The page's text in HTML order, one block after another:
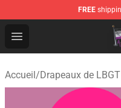
FREE
Open menu
Asexual Flag Shop -
Accueil/Drapeaux de LBGT